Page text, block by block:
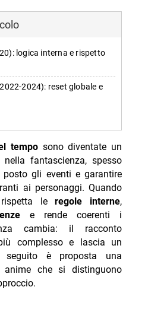
logica interna e rispetto
2024): reset globale e
non lineare e trauma
Suzumiya (2006-2009):
passato
loop, autolesionismo e
e identità autonoma
regole fisse e coscienza in
reboot, loop chiuso e
temposono diventate un
nella fantascienza, spesso
gli eventi e garantire
ai personaggi. Quando
rispetta leregole interne,
e rende coerenti i
cambia: il racconto
complesso e lascia un
seguito è proposta una
che si distinguono